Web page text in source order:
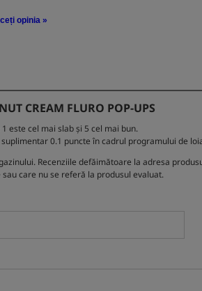
opinia »
CREAM FLURO POP-UPS
este cel mai slab și 5 cel mai bun.
0.1 puncte în cadrul programului de
Recenziile defăimătoare la adresa
care nu se referă la produsul evaluat.